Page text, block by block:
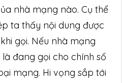
nhà mạng nào. Cụ thể
ta thấy nội dung được
gọi. Nếu nhà mạng
đang gọi cho chính số
mạng. Hi vọng sắp tới